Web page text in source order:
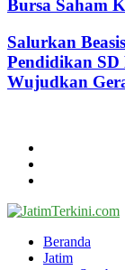
Bursa Saham
Salurkan
Pendidikan
Wujudkan
Beranda
Jatim